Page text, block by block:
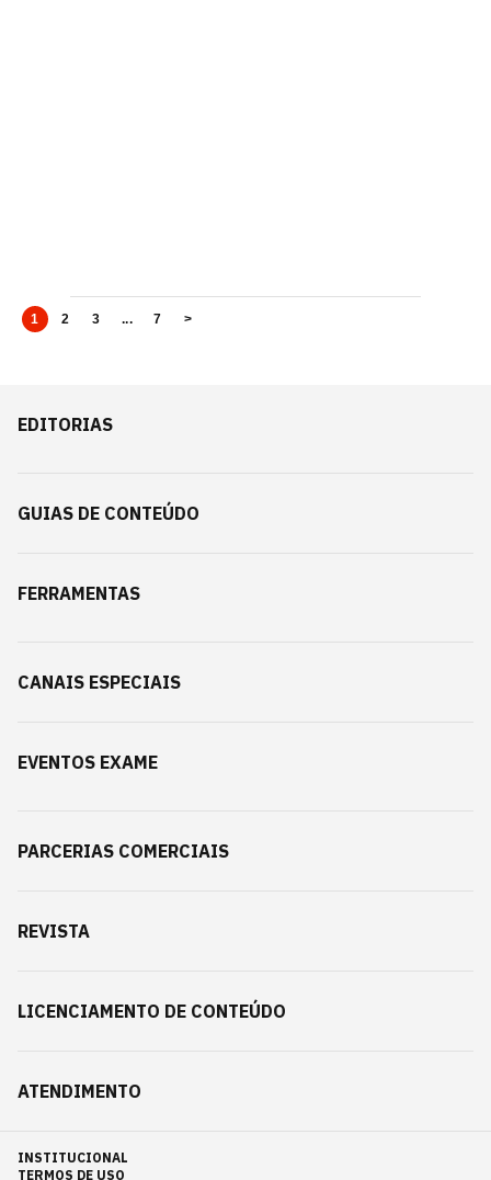
1 2 3 ... 7 >
EDITORIAS
GUIAS DE CONTEÚDO
FERRAMENTAS
CANAIS ESPECIAIS
EVENTOS EXAME
PARCERIAS COMERCIAIS
REVISTA
LICENCIAMENTO DE CONTEÚDO
ATENDIMENTO
INSTITUCIONAL
TERMOS DE USO